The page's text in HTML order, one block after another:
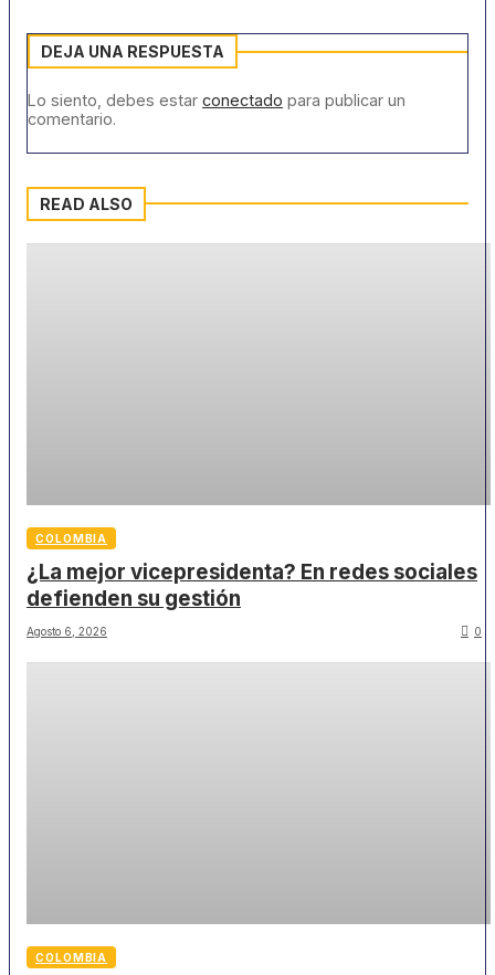
DEJA UNA RESPUESTA
Lo siento, debes estar conectado para publicar un
comentario.
READ ALSO
COLOMBIA
¿La mejor vicepresidenta? En redes sociales
defienden su gestión
Agosto 6, 2026 0
COLOMBIA